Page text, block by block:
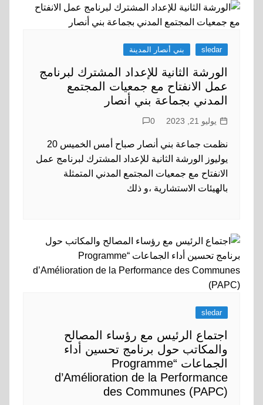
sledar بني أنصار المدينة
الورشة الثانية للإعداد المشترك لبرنامج
عمل الانفتاح مع جمعيات المجتمع
المدني بجماعة بني أنصار
يوليو 21, 2023 0
نظمت جماعة بني أنصار صباح أمس الخميس 20
يوليوز الورشة الثانية للإعداد المشترك لبرنامج عمل
الانفتاح مع جمعيات المجتمع المدني المتمثلة
بالهيئات الاستشارية ،و ذلك
sledar
اجتماع الرئيس مع رؤساء المصالح
والمكاتب حول برنامج تحسين أداء
الجماعات “Programme
d’Amélioration de la Performance
des Communes (PAPC)